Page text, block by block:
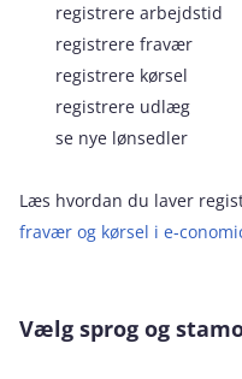
registrere arbejdstid
registrere fravær
registrere kørsel
registrere udlæg
se nye lønsedler
Læs hvordan du laver
fravær og kørsel i
Vælg sprog og